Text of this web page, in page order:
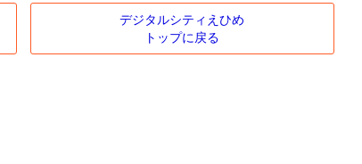
デジタルシティえひめ
トップに戻る